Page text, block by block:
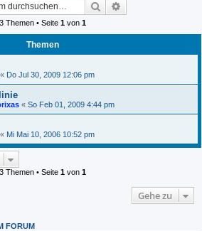
Suche
3 Themen • Seite 1 von 1
Themen
« Do Jul 30, 2009 12:06 pm
« So Feb 01, 2009 4:44 pm
« Mi Mai 10, 2006 10:52 pm
3 Themen • Seite 1 von 1
Gehe zu
FORUM